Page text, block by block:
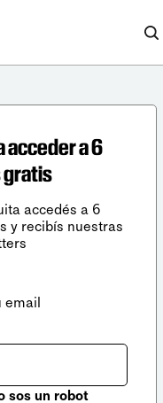
acceder a 6
accedés a 6
y recibís nuestras
email
sos un robot